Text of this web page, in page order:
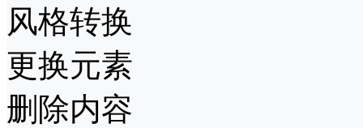
风格转换
更换元素
删除内容